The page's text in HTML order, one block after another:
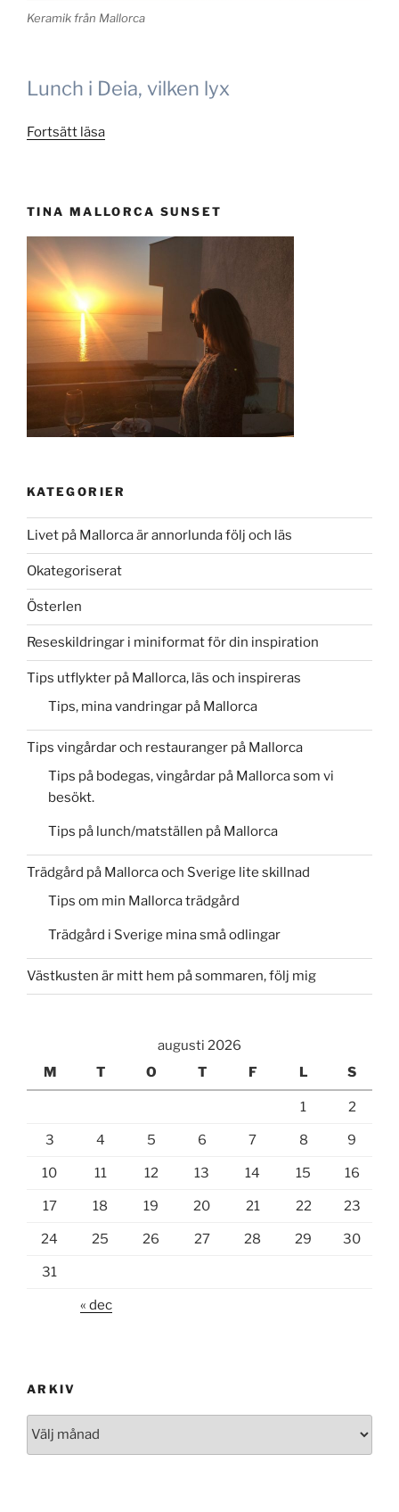
Keramik från Mallorca
Lunch i Deia, vilken lyx
Fortsätt läsa”Keramik
hittar
jag
det?”
TINA MALLORCA SUNSET
KATEGORIER
Livet på Mallorca är annorlunda följ och läs
Okategoriserat
Österlen
Reseskildringar i miniformat för din inspiration
Tips utflykter på Mallorca, läs och inspireras
Tips, mina vandringar på Mallorca
Tips vingårdar och restauranger på Mallorca
Tips på bodegas, vingårdar på Mallorca som vi
besökt.
Tips på lunch/matställen på Mallorca
Trädgård på Mallorca och Sverige lite skillnad
Tips om min Mallorca trädgård
Trädgård i Sverige mina små odlingar
Västkusten är mitt hem på sommaren, följ mig
augusti 2026
M
T O T F L S
1 2
3 4 5 6 7 8 9
10 11 12 13 14 15 16
17 18 19 20 21 22 23
24 25 26 27 28 29 30
31
« dec
ARKIV